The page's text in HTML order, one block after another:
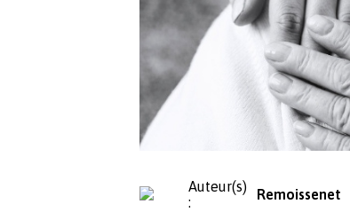
Auteur(s)
:
Remoissenet